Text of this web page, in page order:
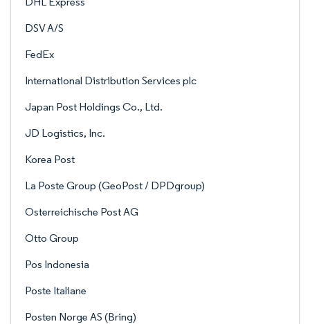
DSV A/S
FedEx
International Distribution Services plc
Japan Post Holdings Co., Ltd.
JD Logistics, Inc.
Korea Post
La Poste Group (GeoPost / DPDgroup)
Osterreichische Post AG
Otto Group
Pos Indonesia
Poste Italiane
Posten Norge AS (Bring)